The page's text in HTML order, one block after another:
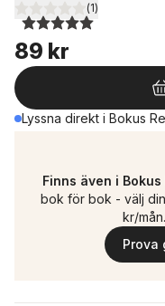
5,0utav 5 stjärnor. Totalt
(1)
89 kr
Lyssna direkt i Bokus
Finns även i Bokus
bok för bok - välj
kr/
Prova